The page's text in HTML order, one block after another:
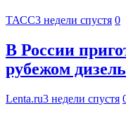
ТАСС3 недели спустя 0
В России
рубежом
Lenta.ru3 недели спустя